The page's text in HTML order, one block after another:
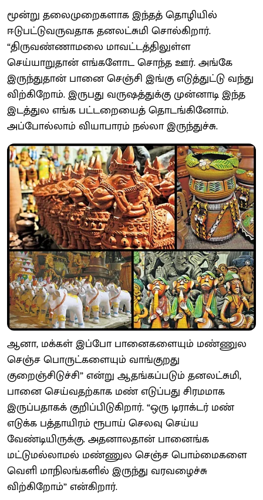
மூன்று தலைமுறைகளாக இந்தத் தொழியில்
ஈடுபட்டுவருவதாக தனலட்சுமி சொல்கிறார்.
“திருவண்ணாமலை மாவட்டத்திலுள்ள
செய்யாறுதான் எங்களோட சொந்த ஊர். அங்கே
இருந்துதான் பானை செஞ்சி இங்கு எடுத்துட்டு வந்து
விற்கிறோம். இருபது வருஷத்துக்கு முன்னாடி இந்த
இடத்துல எங்க பட்டறையைத் தொடங்கினோம்.
அப்போல்லாம் வியாபாரம் நல்லா இருந்துச்சு.
ஆனா, மக்கள் இப்போ பானைகளையும் மண்ணுல
செஞ்ச பொருட்களையும் வாங்குறது
குறைஞ்சிடுச்சி” என்று ஆதங்கப்படும் தனலட்சுமி,
பானை செய்வதற்காக மண் எடுப்பது சிரமமாக
இருப்பதாகக் குறிப்பிடுகிறார். “ஒரு டிராக்டர் மண்
எடுக்க பத்தாயிரம் ரூபாய் செலவு செய்ய
வேண்டியிருக்கு. அதனாலதான் பானைங்க
மட்டுமல்லாமல் மண்ணுல செஞ்ச பொம்மைகளை
வெளி மாநிலங்களில் இருந்து வரவழைச்சு
விற்கிறோம்” என்கிறார்.